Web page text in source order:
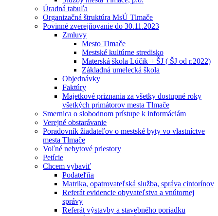
Úradná tabuľa
Organizačná štruktúra MsÚ Tlmače
Povinné zverejňovanie do 30.11.2023
Zmluvy
Mesto Tlmače
Mestské kultúrne stredisko
Materská škola Lúčik + ŠJ ( ŠJ od r.2022)
Základná umelecká škola
Objednávky
Faktúry
Majetkové priznania za všetky dostupné roky
všetkých primátorov mesta Tlmače
Smernica o slobodnom prístupe k informáciám
Verejné obstarávanie
Poradovník žiadateľov o mestské byty vo vlastníctve
mesta Tlmače
Voľné nebytové priestory
Petície
Chcem vybaviť
Podateľňa
Matrika, opatrovateľská služba, správa cintorínov
Referát evidencie obyvateľstva a vnútornej
správy
Referát výstavby a stavebného poriadku